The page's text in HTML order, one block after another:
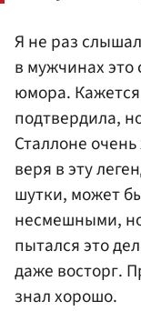
Я не раз
в мужчинах это
юмора.
подтвердила,
Сталлоне
веря в эту
шутки, может
несмешными,
пытался это
даже восторг.
знал хорошо.